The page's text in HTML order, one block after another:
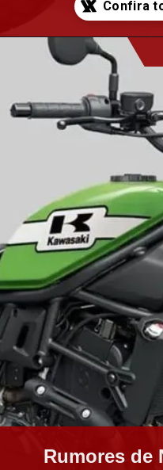
Opening
Rumores de
Rumores de